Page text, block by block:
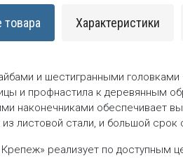
товара Характеристики
и шестигранными головками
и профнастила к деревянным
наконечниками обеспечивает
из листовой стали, и большой
Крепеж» реализует по доступным